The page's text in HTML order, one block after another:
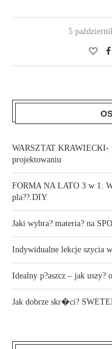
5
WARSZTAT KRAWIECKI-
projektowaniu
FORMA NA LATO 3 w 1.
pla??.DIY
Jaki wybra? materia? na
Indywidualne lekcje szycia
Idealny p?aszcz – jak uszy?
Jak dobrze skr�ci?